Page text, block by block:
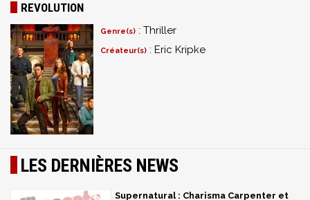
REVOLUTION
Genre(s) : Thriller
Créateur(s) : Eric Kripke
LES DERNIÈRES NEWS
Supernatural : Charisma Carpenter et